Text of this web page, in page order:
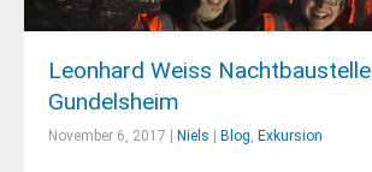
Leonhard Weiss Nachtbaustelle
Gundelsheim
November 6, 2017 | Niels Blog, Exkursion